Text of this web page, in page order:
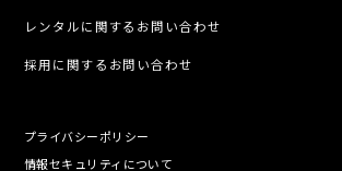
レンタルに関するお問い合わせ
採用に関するお問い合わせ
プライバシーポリシー
情報セキュリティについて